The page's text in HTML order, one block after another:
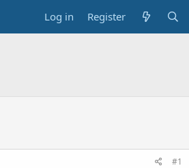
Log in Register
#1